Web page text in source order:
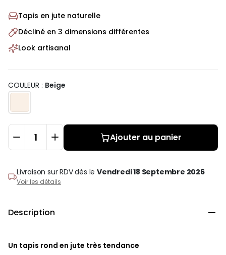
Tapis en jute naturelle
Décliné en 3 dimensions différentes
Look artisanal
COULEUR : Beige
Ajouter au panier
Livraison sur RDVdès leVendredi 18 Septembre 2026
Voir les détails
Description 
Un tapis rond en jute très tendance